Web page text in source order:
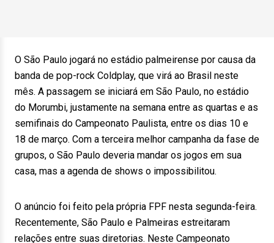
O São Paulo jogará no estádio palmeirense por causa da
banda de pop-rock Coldplay, que virá ao Brasil neste
mês. A passagem se iniciará em São Paulo, no estádio
do Morumbi, justamente na semana entre as quartas e as
semifinais do Campeonato Paulista, entre os dias 10 e
18 de março. Com a terceira melhor campanha da fase de
grupos, o São Paulo deveria mandar os jogos em sua
casa, mas a agenda de shows o impossibilitou.
O anúncio foi feito pela própria FPF nesta segunda-feira.
Recentemente, São Paulo e Palmeiras estreitaram
relações entre suas diretorias. Neste Campeonato